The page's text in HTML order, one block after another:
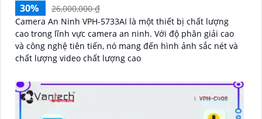
30%
26,000,000 ₫
Camera An Ninh VPH-5733AI là một thiết bị chất lượng
cao trong lĩnh vực camera an ninh. Với độ phân giải cao
và công nghệ tiên tiến, nó mang đến hình ảnh sắc nét và
chất lượng video chất lượng cao